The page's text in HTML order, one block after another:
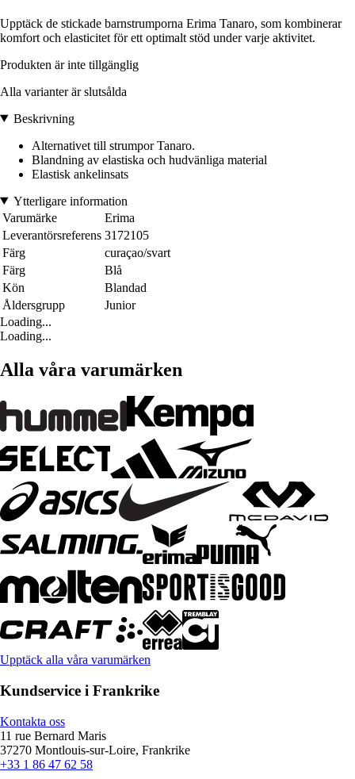
Upptäck de stickade barnstrumporna Erima Tanaro, som kombinerar
komfort och elasticitet för ett optimalt stöd under varje aktivitet.
Produkten är inte tillgänglig
Alla varianter är slutsålda
Beskrivning
Alternativet till strumpor Tanaro.
Blandning av elastiska och hudvänliga material
Elastisk ankelinsats
Ytterligare information
Varumärke
Erima
Leverantörsreferens 3172105
Färg
curaçao/svart
Färg
Blå
Kön
Blandad
Åldersgrupp
Junior
Loading...
Loading...
Alla våra varumärken
Upptäck alla våra varumärken
Kundservice i Frankrike
Kontakta oss
11 rue Bernard Maris
37270 Montlouis-sur-Loire, Frankrike
+33 1 86 47 62 58